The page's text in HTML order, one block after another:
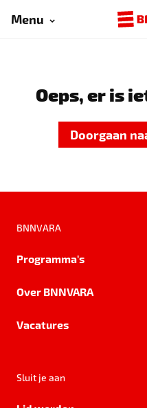
Menu
Oeps, er is
Doorgaan
BNNVARA
Programma's
Over BNNVARA
Vacatures
Sluit je aan